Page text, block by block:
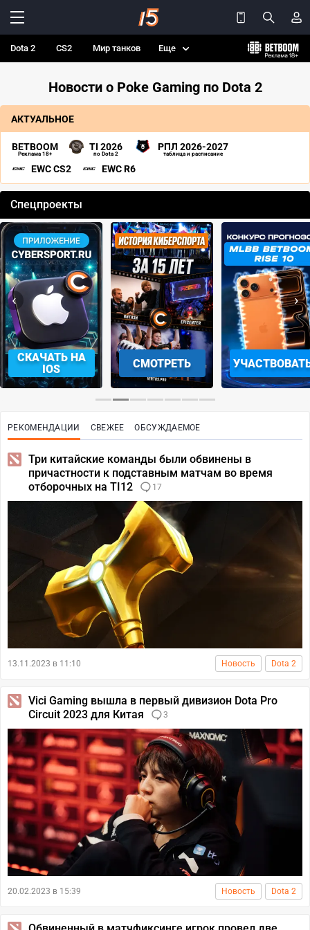
Dota 2 CS2 Мир танков Еще
Новости о Poke Gaming по Dota 2
АКТУАЛЬНОЕ
BETBOOM
Реклама 18+
TI 2026
по Dota 2
РПЛ 2026-2027
таблица и расписание
EWC CS2 EWC R6
Спецпроекты
СКАЧАТЬ НА
IOS
СМОТРЕТЬ
‹ ›
РЕКОМЕНДАЦИИ СВЕЖЕЕ ОБСУЖДАЕМОЕ
Три китайские команды были обвинены в
причастности к подставным матчам во время
отборочных на TI12
17
13.11.2023 в 11:10 Новость Dota 2
Vici Gaming вышла в первый дивизион Dota Pro
Circuit 2023 для Китая
3
20.02.2023 в 15:39 Новость Dota 2